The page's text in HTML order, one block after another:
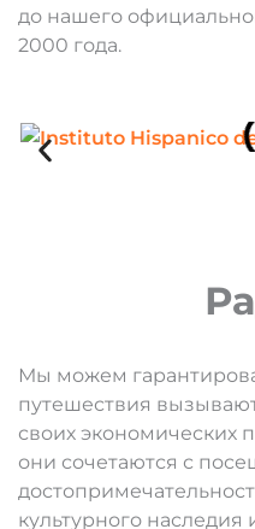
до нашего
2000 года.
Мы можем
путешествия
своих экономических
они сочетаются с
культурного